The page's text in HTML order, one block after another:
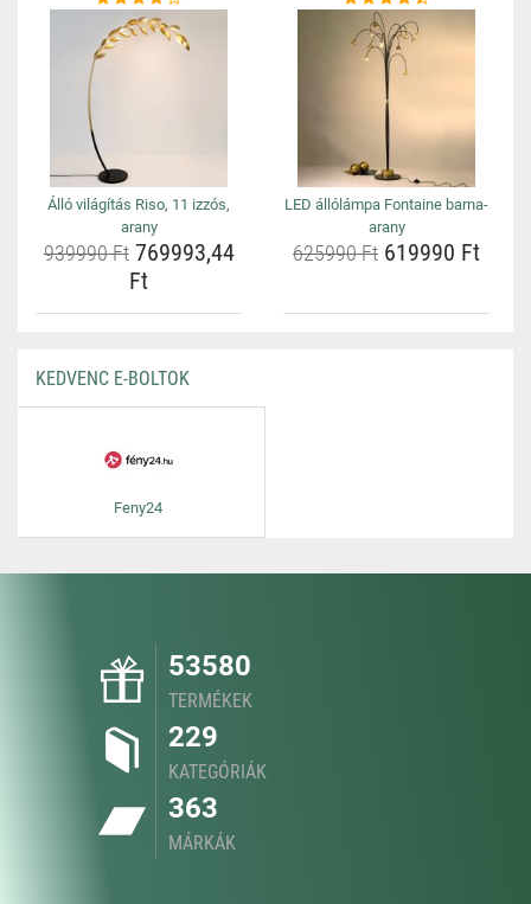
Álló világítás Riso, 11 izzós,
arany
939990 Ft769993,44
Ft
LED állólámpa Fontaine barna-
arany
625990 Ft 619990 Ft
KEDVENC E-BOLTOK
Feny24
53580
TERMÉKEK
229
KATEGÓRIÁK
363
MÁRKÁK